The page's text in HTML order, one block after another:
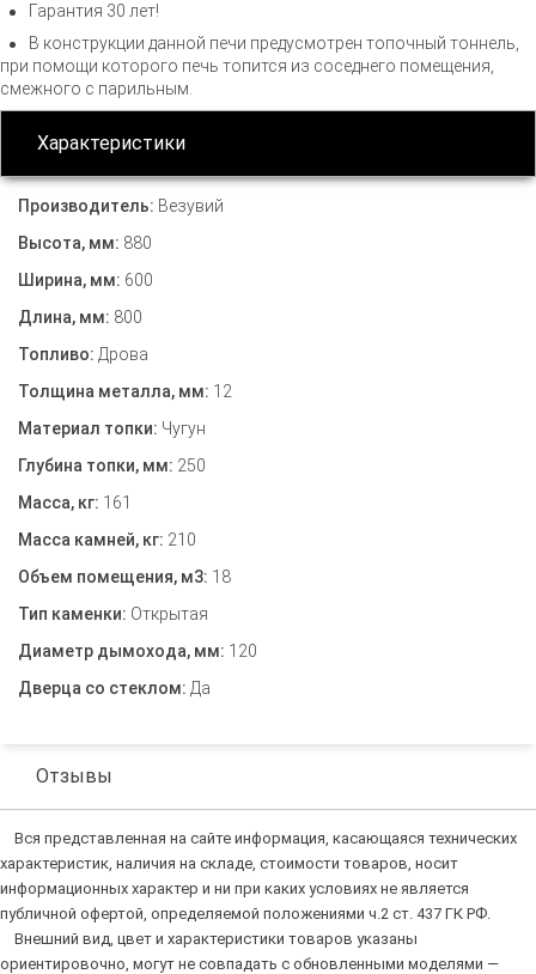
Гарантия 30 лет!
В конструкции данной печи предусмотрен топочный тоннель,
при помощи которого печь топится из соседнего помещения,
смежного с парильным.
Характеристики
Производитель: Везувий
Высота, мм: 880
Ширина, мм: 600
Длина, мм: 800
Топливо: Дрова
Толщина металла, мм: 12
Материал топки: Чугун
Глубина топки, мм: 250
Масса, кг: 161
Масса камней, кг: 210
Объем помещения, м3: 18
Тип каменки: Открытая
Диаметр дымохода, мм: 120
Дверца со стеклом: Да
Отзывы
Вся представленная на сайте информация, касающаяся технических
характеристик, наличия на складе, стоимости товаров, носит
информационных характер и ни при каких условиях не является
публичной офертой, определяемой положениями ч.2 ст. 437 ГК РФ.
Внешний вид, цвет и характеристики товаров указаны
ориентировочно, могут не совпадать с обновленными моделями —